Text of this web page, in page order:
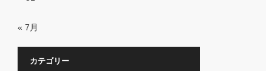
« 7月
カテゴリー